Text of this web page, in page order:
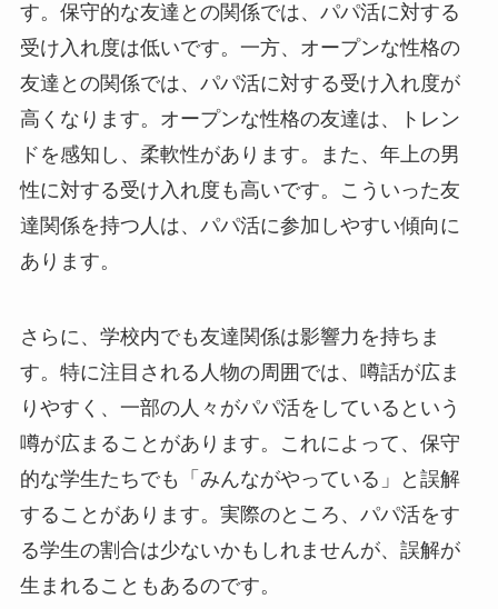
す。保守的な友達との関係では、パパ活に対する
受け入れ度は低いです。一方、オープンな性格の
友達との関係では、パパ活に対する受け入れ度が
高くなります。オープンな性格の友達は、トレン
ドを感知し、柔軟性があります。また、年上の男
性に対する受け入れ度も高いです。こういった友
達関係を持つ人は、パパ活に参加しやすい傾向に
あります。
さらに、学校内でも友達関係は影響力を持ちま
す。特に注目される人物の周囲では、噂話が広ま
りやすく、一部の人々がパパ活をしているという
噂が広まることがあります。これによって、保守
的な学生たちでも「みんながやっている」と誤解
することがあります。実際のところ、パパ活をす
る学生の割合は少ないかもしれませんが、誤解が
生まれることもあるのです。